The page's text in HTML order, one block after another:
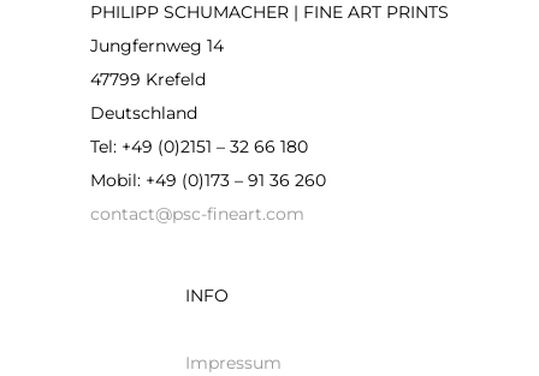
PHILIPP SCHUMACHER | FINE ART PRINTS
Jungfernweg 14
47799 Krefeld
Deutschland
Tel: +49 (0)2151 – 32 66 180
Mobil: +49 (0)173 – 91 36 260
contact@psc-fineart.com
INFO
Impressum